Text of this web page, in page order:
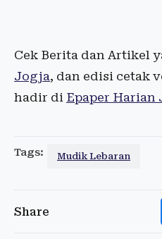
Cek Berita dan Artikel
Jogja, dan edisi cetak
hadir di Epaper Harian
Tags: Mudik Lebaran
Share